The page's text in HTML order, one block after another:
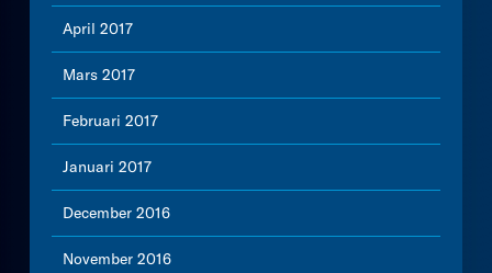
April 2017
Mars 2017
Februari 2017
Januari 2017
December 2016
November 2016